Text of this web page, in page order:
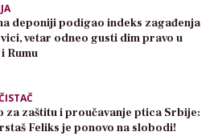
deponiji podigao indeks zagađenja
vetar odneo gusti dim pravo u
Rumu
za zaštitu i proučavanje ptica Srbije:
Feliks je ponovo na slobodi!